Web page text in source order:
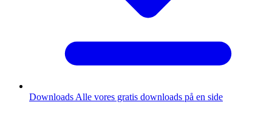
Downloads Alle vores gratis downloads på en side